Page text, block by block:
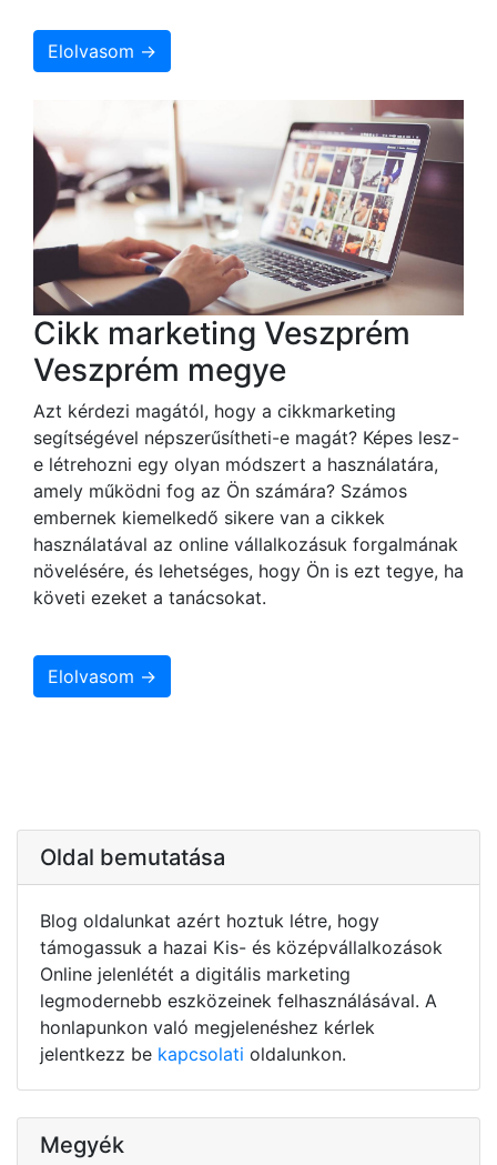
Elolvasom →
Cikk marketing Veszprém
Veszprém megye
Azt kérdezi magától, hogy a cikkmarketing
segítségével népszerűsítheti-e magát? Képes lesz-
e létrehozni egy olyan módszert a használatára,
amely működni fog az Ön számára? Számos
embernek kiemelkedő sikere van a cikkek
használatával az online vállalkozásuk forgalmának
növelésére, és lehetséges, hogy Ön is ezt tegye, ha
követi ezeket a tanácsokat.
Elolvasom →
Oldal bemutatása
Blog oldalunkat azért hoztuk létre, hogy
támogassuk a hazai Kis- és középvállalkozások
Online jelenlétét a digitális marketing
legmodernebb eszközeinek felhasználásával. A
honlapunkon való megjelenéshez kérlek
jelentkezz be kapcsolati oldalunkon.
Megyék